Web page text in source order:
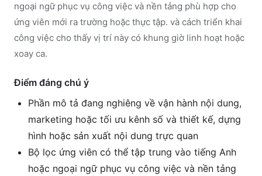
ngoại ngữ phục vụ công việc và nền tảng phù hợp cho
ứng viên mới ra trường hoặc thực tập. và cách triển khai
công việc cho thấy vị trí này có khung giờ linh hoạt hoặc
xoay ca.
Điểm đáng chú ý
Phần mô tả đang nghiêng về vận hành nội dung,
marketing hoặc tối ưu kênh số và thiết kế, dựng
hình hoặc sản xuất nội dung trực quan
Bộ lọc ứng viên có thể tập trung vào tiếng Anh
hoặc ngoại ngữ phục vụ công việc và nền tảng